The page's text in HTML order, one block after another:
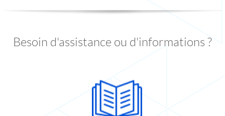
Besoin d'assistance ou d'informations ?